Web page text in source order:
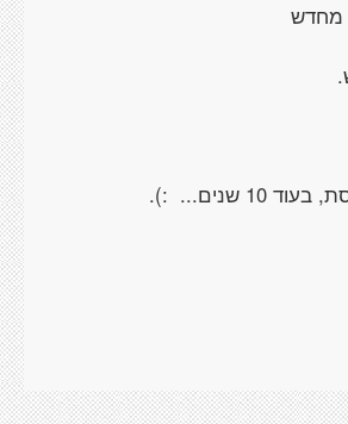
שנים... :).